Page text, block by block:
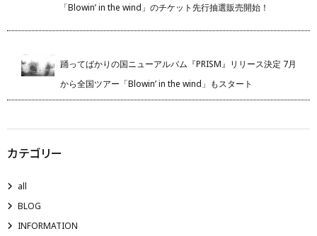
「Blowin’ in the wind」のチケット先行抽選販売開始！
踊ってばかりの国ニューアルバム『PRISM』リリース決定 7月
から全国ツアー「Blowin’ in the wind」もスタート
カテゴリー
all
BLOG
INFORMATION